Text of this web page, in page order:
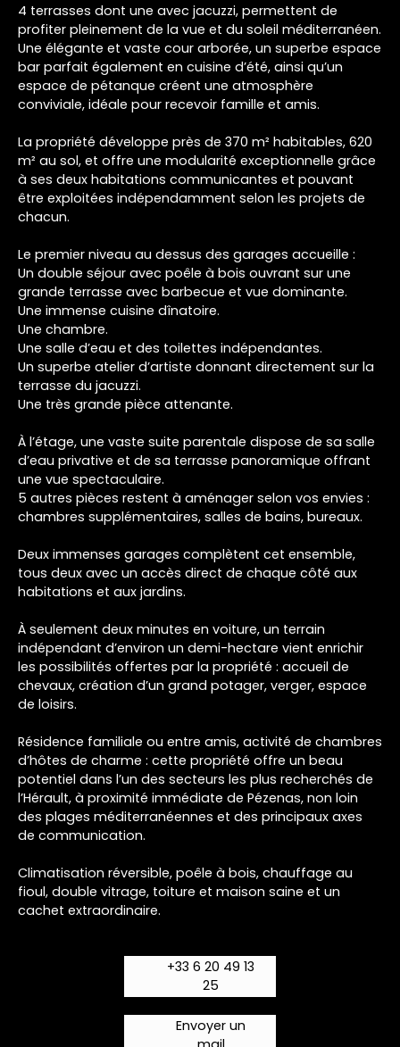
4 terrasses dont une avec jacuzzi, permettent de
profiter pleinement de la vue et du soleil méditerranéen.
Une élégante et vaste cour arborée, un superbe espace
bar parfait également en cuisine d’été, ainsi qu’un
espace de pétanque créent une atmosphère
conviviale, idéale pour recevoir famille et amis.
La propriété développe près de 370 m² habitables, 620
m² au sol, et offre une modularité exceptionnelle grâce
à ses deux habitations communicantes et pouvant
être exploitées indépendamment selon les projets de
chacun.
Le premier niveau au dessus des garages accueille :
Un double séjour avec poêle à bois ouvrant sur une
grande terrasse avec barbecue et vue dominante.
Une immense cuisine dînatoire.
Une chambre.
Une salle d’eau et des toilettes indépendantes.
Un superbe atelier d’artiste donnant directement sur la
terrasse du jacuzzi.
Une très grande pièce attenante.
À l’étage, une vaste suite parentale dispose de sa salle
d’eau privative et de sa terrasse panoramique offrant
une vue spectaculaire.
5 autres pièces restent à aménager selon vos envies :
chambres supplémentaires, salles de bains, bureaux.
Deux immenses garages complètent cet ensemble,
tous deux avec un accès direct de chaque côté aux
habitations et aux jardins.
À seulement deux minutes en voiture, un terrain
indépendant d’environ un demi-hectare vient enrichir
les possibilités offertes par la propriété : accueil de
chevaux, création d’un grand potager, verger, espace
de loisirs.
Résidence familiale ou entre amis, activité de chambres
d’hôtes de charme : cette propriété offre un beau
potentiel dans l’un des secteurs les plus recherchés de
l’Hérault, à proximité immédiate de Pézenas, non loin
des plages méditerranéennes et des principaux axes
de communication.
Climatisation réversible, poêle à bois, chauffage au
fioul, double vitrage, toiture et maison saine et un
cachet extraordinaire.
+33 6 20 49 13
25
Envoyer un